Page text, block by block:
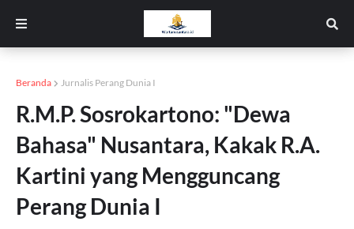
Beranda Jurnalis Perang Dunia I
R.M.P. Sosrokartono: "Dewa
Bahasa" Nusantara, Kakak R.A.
Kartini yang Mengguncang
Perang Dunia I